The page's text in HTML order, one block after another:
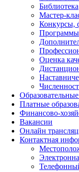
Библиотека
Мастер-
Конкурсы,
Программы
Оценка
Платные
Финансово-
Вакансии
Онлайн
Контактная